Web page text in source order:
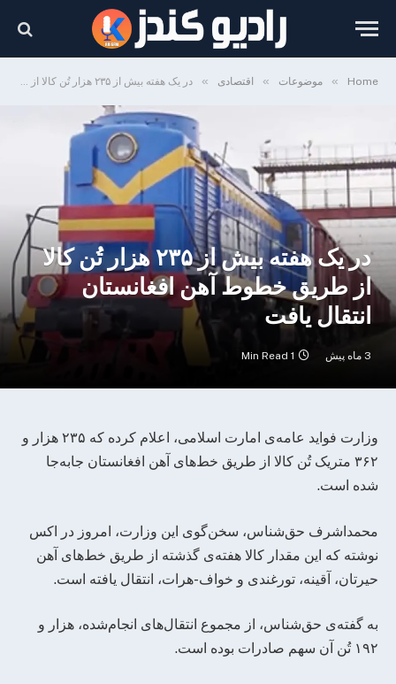
Home
» موضوعات » اقتصادی » در یک هفته بیش از ۲۳۵ هزار تُن کالا از طریق خطوط آهن افغانستان انتقال یافت
در یک هفته بیش از ۲۳۵ هزار تُن کالا
از طریق خطوط آهن افغانستان
انتقال یافت
3 ماه پیش 1 Min Read
وزارت فواید عامه‌ی امارت اسلامی، اعلام کرده که ۲۳۵ هزار و
۳۶۲ متریک تُن کالا از طریق خط‌های آهن افغانستان جابه‌جا
شده است.
محمداشرف حق‌شناس، سخن‌گوی این وزارت، امروز در اکس
نوشته که این مقدار کالا هفته‌ی گذشته از طریق خط‌های آهن
حیرتان، آقینه، تورغندی و خواف-هرات، انتقال یافته است.
به گفته‌ی حق‌شناس، از مجموع انتقال‌های انجام‌شده، هزار و
۱۹۲ تُن آن سهم صادرات بوده است.